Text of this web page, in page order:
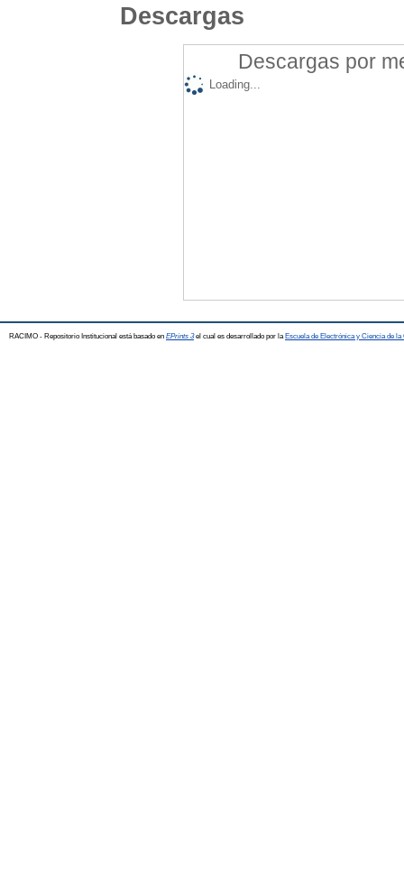
Descargas
Descargas por
Loading...
RACIMO - Repositorio Institucional está basado en EPrints 3el cual es desarrollado por la Escuela de Electrónica y Ciencia de la